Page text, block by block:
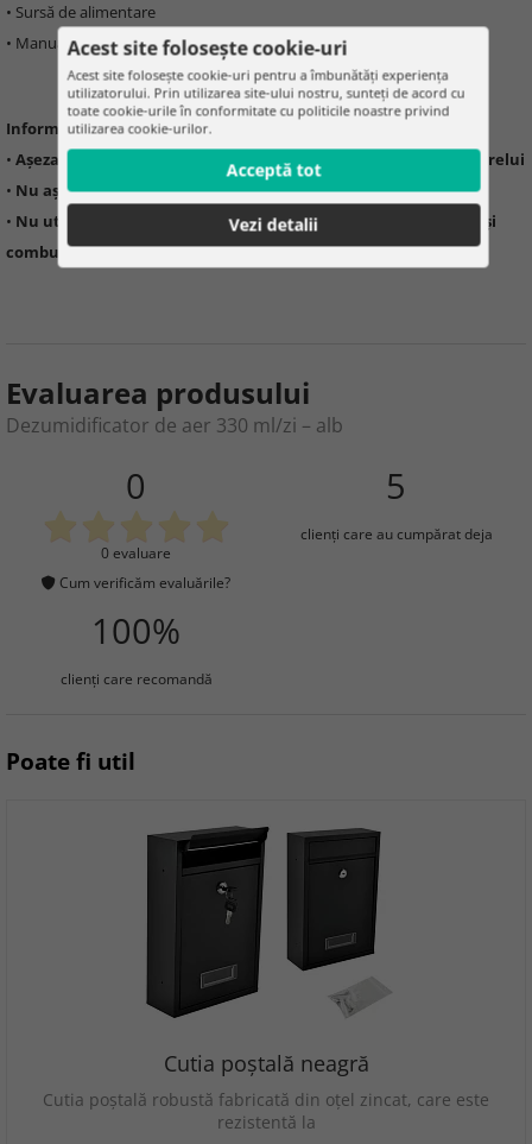
• Sursă de alimentare
• Manual de utilizare
Informații importante:
• Așezați pe o suprafață plană, departe de lumina directă a soarelui
• Nu așezați obiecte în apropierea dispozitivului (30–50 cm)
• Nu utilizați în exterior sau în apropierea surselor de căldură și
combustibililor
Evaluarea produsului
Dezumidificator de aer 330 ml/zi – alb
0
0 evaluare
Cum verificăm evaluările?
5
clienţi care au cumpărat deja
100%
clienţi care recomandă
Poate fi util
Cutia poștală neagră
Cutia poștală robustă fabricată din oțel zincat, care este
rezistentă la
Acest site folosește cookie-uri
Acest site folosește cookie-uri pentru a îmbunătăți experiența
utilizatorului. Prin utilizarea site-ului nostru, sunteți de acord cu
toate cookie-urile în conformitate cu politicile noastre privind
utilizarea cookie-urilor.
Acceptă tot
Vezi detalii